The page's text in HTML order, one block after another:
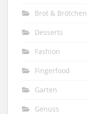
Brot & Brötchen
Desserts
Fashion
Fingerfood
Garten
Genuss